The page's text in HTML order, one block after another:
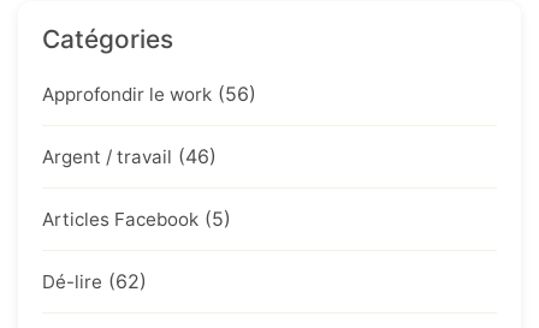
Catégories
Approfondir le work (56)
Argent / travail (46)
Articles Facebook (5)
Dé-lire (62)